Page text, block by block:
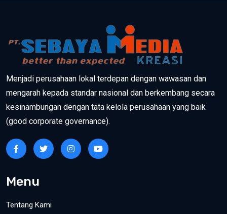
Menjadi perusahaan lokal terdepan dengan wawasan dan
mengarah kepada standar nasional dan berkembang secara
kesinambungan dengan tata kelola perusahaan yang baik
(good corporate governance).
Menu
Tentang Kami